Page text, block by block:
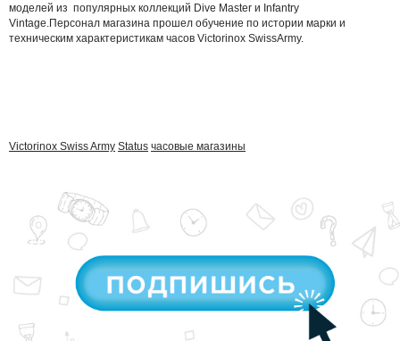
моделей из популярных коллекций Dive Master и Infantry
Vintage.Персонал магазина прошел обучение по истории марки и
техническим характеристикам часов Victorinox SwissArmy.
Victorinox Swiss Army Status часовые магазины